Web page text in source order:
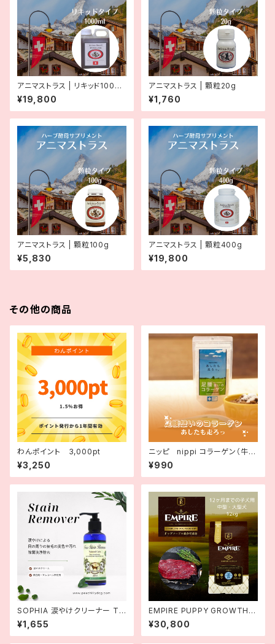
アニマストラス | リキッド1000
ml
¥19,800
アニマストラス | 顆粒20g
¥1,760
アニマストラス | 顆粒100g
¥5,830
アニマストラス | 顆粒400g
¥19,800
その他の商品
わんポイント 3,000pt
¥3,250
ニッピ nippi コラーゲン（牛由
来）あしたも走ろっ。 40g
¥990
SOPHIA 涙やけクリーナー Te
ar Stain Remover 200ml
¥1,655
EMPIRE PUPPY GROWTH C
omplete Dog Dry Food | E
MPIRE DOGDRYパピーグロ
ース 25+ 12kg |エンパイア
¥30,800